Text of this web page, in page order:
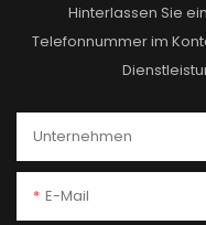
Hinterlassen Sie
Telefonnummer im
Unternehmen
E-Mail